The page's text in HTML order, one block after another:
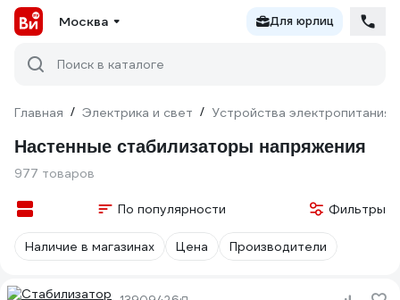
Москва Для юрлиц
Поиск в каталоге
Главная / Электрика и свет / Устройства электропитания
Настенные стабилизаторы напряжения
977 товаров
По популярности Фильтры
Наличие в магазинах Цена Производители